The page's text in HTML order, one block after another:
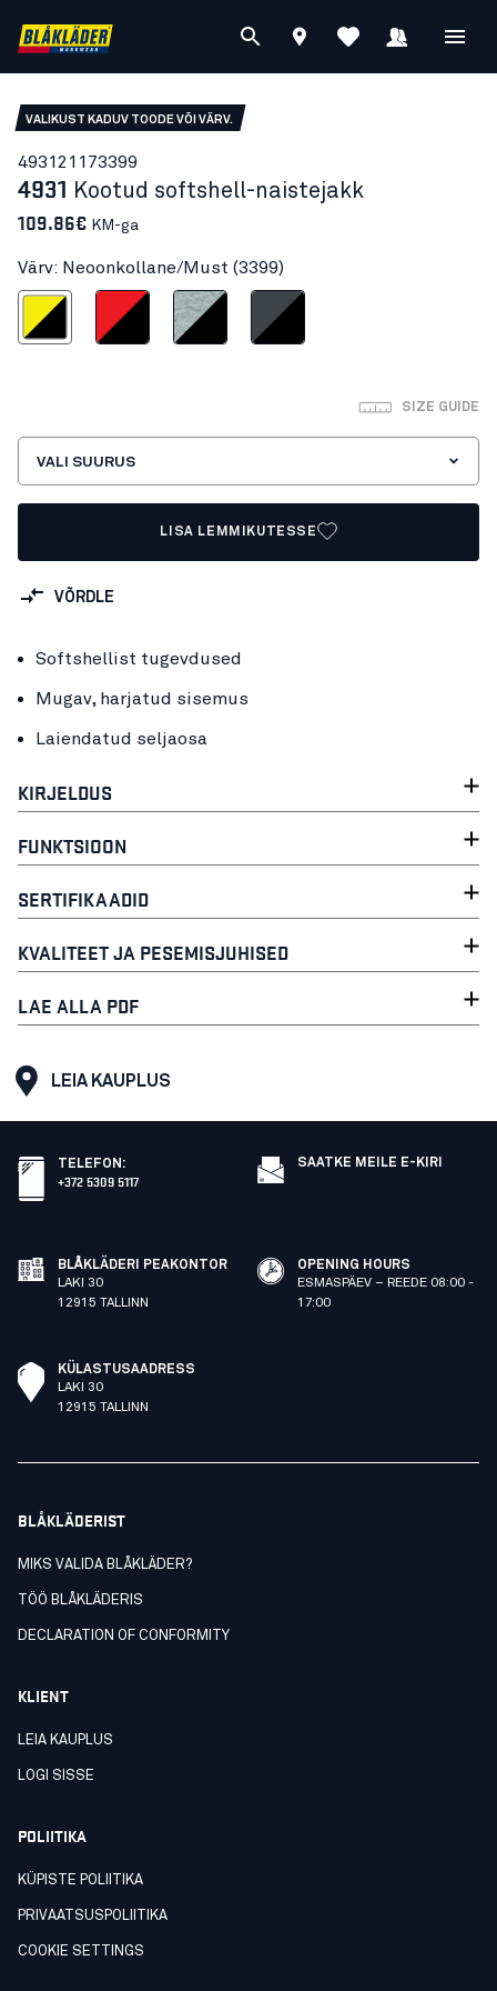
VALIKUST KADUV TOODE VÕI VÄRV.
493121173399
4931 Kootud softshell-naistejakk
109.86€ KM-ga
Värv: Neoonkollane/Must (3399)
Must
Punane/Must
Melanžeeritud hall/Must
Tumehall/Must
SIZE GUIDE
VALI SUURUS
LISA LEMMIKUTESSE
VÕRDLE
Softshellist tugevdused
Mugav, harjatud sisemus
Laiendatud seljaosa
KIRJELDUS
FUNKTSIOON
SERTIFIKAADID
KVALITEET JA PESEMISJUHISED
LAE ALLA PDF
LEIA KAUPLUS
TELEFON :
+372 5309 5117
SAATKE MEILE E-KIRI
BLÅKLÄDERI PEAKONTOR
LAKI 30
12915 TALLINN
OPENING HOURS
ESMASPÄEV – REEDE 08:00 -
17:00
KÜLASTUSAADRESS
LAKI 30
12915 TALLINN
BLÅKLÄDERIST
MIKS VALIDA BLÅKLÄDER?
TÖÖ BLÅKLÄDERIS
DECLARATION OF CONFORMITY
KLIENT
LEIA KAUPLUS
LOGI SISSE
POLIITIKA
KÜPISTE POLIITIKA
PRIVAATSUSPOLIITIKA
COOKIE SETTINGS